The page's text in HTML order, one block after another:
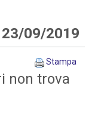
09/2019
Stampa
non trova